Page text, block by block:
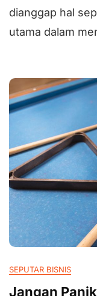
dianggap hal
utama dalam
SEPUTAR BISNIS
Jangan